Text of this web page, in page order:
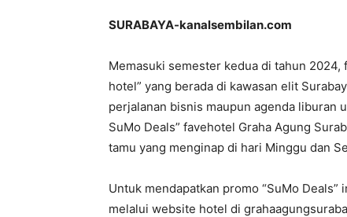
SURABAYA-kanalsembilan.com
Memasuki semester kedua di tahun 2024,
hotel” yang berada di kawasan elit
perjalanan bisnis maupun agenda liburan
SuMo Deals” favehotel Graha Agung
tamu yang menginap di hari Minggu dan
Untuk mendapatkan promo “SuMo
melalui website hotel di